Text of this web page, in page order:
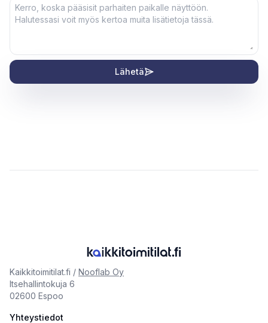
Lähetä
Kaikkitoimitilat.fi / Nooflab Oy
Itsehallintokuja 6
02600 Espoo
Yhteystiedot